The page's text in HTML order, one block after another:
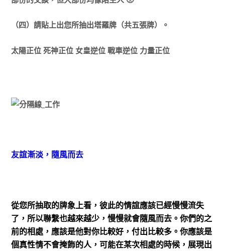
（四）請貼上出您所抽出塔羅牌（共五張牌）。
太陽正位 死神正位 女皇逆位 戰車逆位 力量正位
友誼漸淡，隨風而去
從您所抽取的牌象上看，彼此的情誼應該已經慢慢流失
了，所以聯繫也越來越少，慢慢就會隨風而去。你們的之
前的相處，應該是他對你比較好，付出比較多。你應該是
個真性情不會掩飾的人，可能在某次相處的時候，展現出